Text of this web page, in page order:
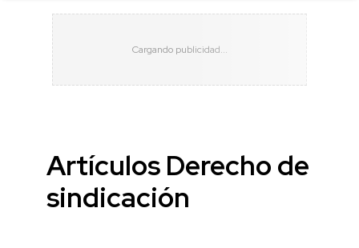
Artículos Derecho de
sindicación